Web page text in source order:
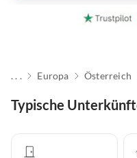
. . . Europa Österreich
Typische